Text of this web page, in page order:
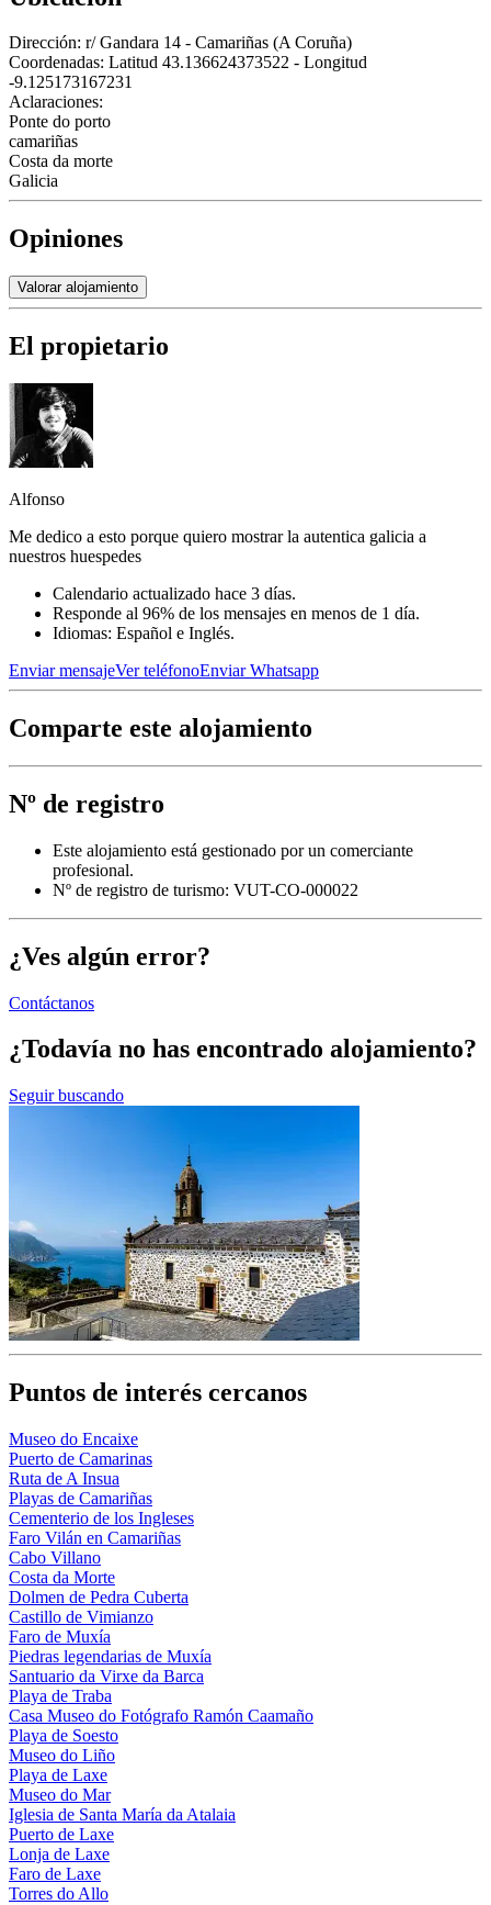
Dirección: r/ Gandara 14 - Camariñas (A Coruña)
Coordenadas: Latitud 43.136624373522 - Longitud
-9.125173167231
Aclaraciones:
Ponte do porto
camariñas
Costa da morte
Galicia
Opiniones
Valorar alojamiento
El propietario
Alfonso
Me dedico a esto porque quiero mostrar la autentica galicia a
nuestros huespedes
Calendario actualizado hace 3 días.
Responde al 96% de los mensajes en menos de 1 día.
Idiomas: Español e Inglés.
Enviar mensajeVer teléfonoEnviar Whatsapp
Comparte este alojamiento
Nº de registro
Este alojamiento está gestionado por un comerciante
profesional.
Nº de registro de turismo: VUT-CO-000022
¿Ves algún error?
Contáctanos
¿Todavía no has encontrado alojamiento?
Seguir buscando
Puntos de interés cercanos
Museo do Encaixe
Puerto de Camarinas
Ruta de A Insua
Playas de Camariñas
Cementerio de los Ingleses
Faro Vilán en Camariñas
Cabo Villano
Costa da Morte
Dolmen de Pedra Cuberta
Castillo de Vimianzo
Faro de Muxía
Piedras legendarias de Muxía
Santuario da Virxe da Barca
Playa de Traba
Casa Museo do Fotógrafo Ramón Caamaño
Playa de Soesto
Museo do Liño
Playa de Laxe
Museo do Mar
Iglesia de Santa María da Atalaia
Puerto de Laxe
Lonja de Laxe
Faro de Laxe
Torres do Allo